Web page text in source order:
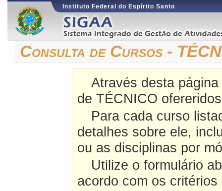
Instituto Federal do Espírito Santo
Consulta de Cursos -
Através desta
de TÉCNICO
Para cada curso
detalhes sobre ele,
ou as disciplinas por
Utilize o formulário
acordo com os